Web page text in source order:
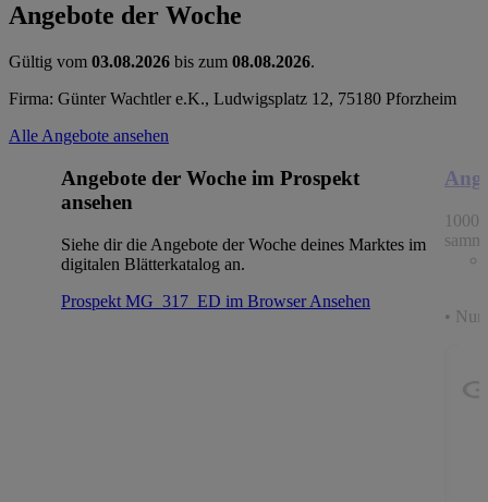
Angebote der Woche
Gültig vom 03.08.2026 bis zum 08.08.2026.
Firma: Günter Wachtler e.K., Ludwigsplatz 12, 75180 Pforzheim
Alle Angebote ansehen
Angebote der Woche im Prospekt
ansehen
Siehe dir die Angebote der Woche deines Marktes im
digitalen Blätterkatalog an.
Prospekt MG_317_ED im BrowserAnsehen
1000
• Nur